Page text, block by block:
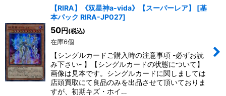
【RIRA】《双星神a-vida》【スーパーレア】 [基
本パック RIRA-JP027]
50円 (税込)
在庫6個
【シングルカードご購入時の注意事項 -必ずお読
み下さい- 】【シングルカードの状態について】
画像は見本です。シングルカードに関しましては
店頭買取にて良品のみを出品させて頂いておりま
すが、初期キズ・ホイ…